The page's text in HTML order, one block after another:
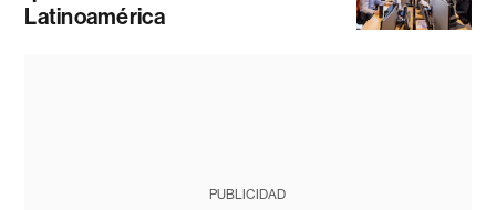
Latinoamérica
PUBLICIDAD